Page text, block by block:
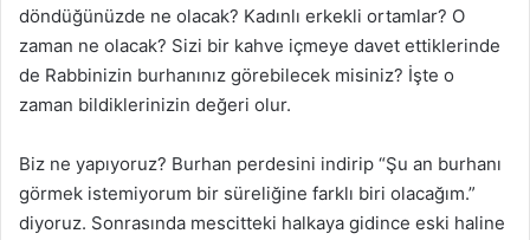
döndüğünüzde ne olacak? Kadınlı erkekli ortamlar? O
zaman ne olacak? Sizi bir kahve içmeye davet ettiklerinde
de Rabbinizin burhanınız görebilecek misiniz? İşte o
zaman bildiklerinizin değeri olur.
Biz ne yapıyoruz? Burhan perdesini indirip “Şu an burhanı
görmek istemiyorum bir süreliğine farklı biri olacağım.”
diyoruz. Sonrasında mescitteki halkaya gidince eski haline